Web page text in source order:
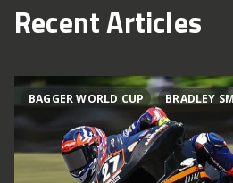
Recent Articles
BAGGER WORLD CUP BRADLEY